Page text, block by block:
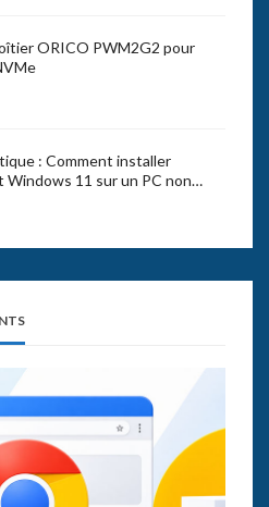
ORICO PWM2G2 pour
: Comment installer
Windows 11 sur un PC non…